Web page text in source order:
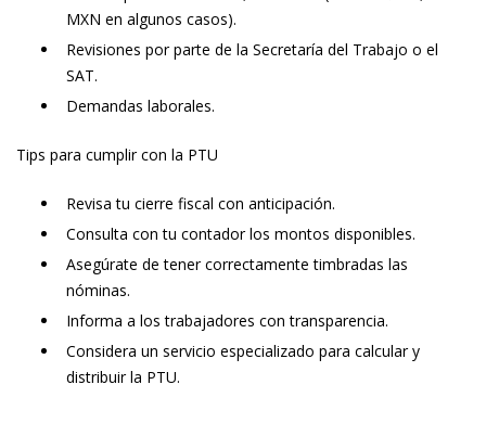
MXN en algunos casos).
Revisiones por parte de la Secretaría del Trabajo o el
SAT.
Demandas laborales.
Tips para cumplir con la PTU
Revisa tu cierre fiscal con anticipación.
Consulta con tu contador los montos disponibles.
Asegúrate de tener correctamente timbradas las
nóminas.
Informa a los trabajadores con transparencia.
Considera un servicio especializado para calcular y
distribuir la PTU.